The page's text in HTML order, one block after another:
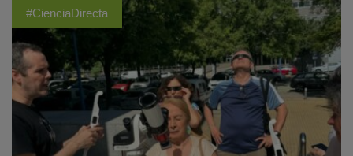
#CienciaDirecta